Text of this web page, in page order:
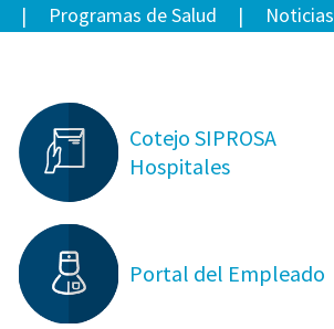
Programas de Salud Noticias
Cotejo SIPROSA
Hospitales
Portal del Empleado